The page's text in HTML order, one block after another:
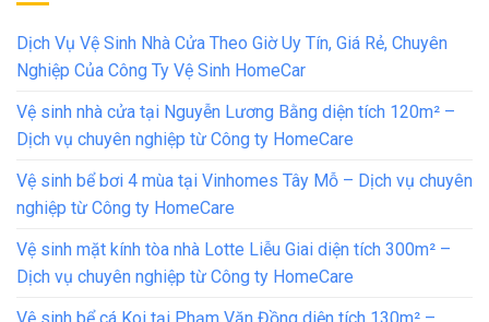
Dịch Vụ Vệ Sinh Nhà Cửa Theo Giờ Uy Tín, Giá Rẻ, Chuyên
Nghiệp Của Công Ty Vệ Sinh HomeCar
Vệ sinh nhà cửa tại Nguyễn Lương Bằng diện tích 120m² –
Dịch vụ chuyên nghiệp từ Công ty HomeCare
Vệ sinh bể bơi 4 mùa tại Vinhomes Tây Mỗ – Dịch vụ chuyên
nghiệp từ Công ty HomeCare
Vệ sinh mặt kính tòa nhà Lotte Liễu Giai diện tích 300m² –
Dịch vụ chuyên nghiệp từ Công ty HomeCare